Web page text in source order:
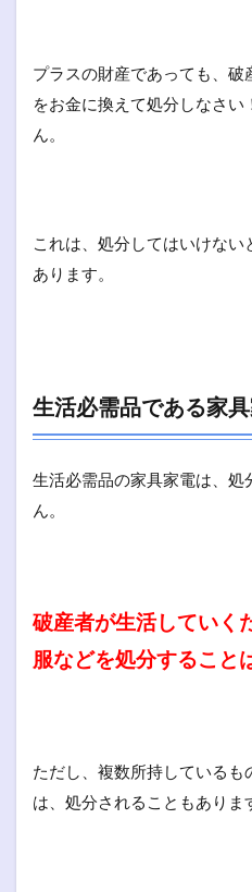
プラスの財産であっても、
をお金に換えて処分しなさ
ん。
これは、処分してはいけない
あります。
生活必需品である家
生活必需品の家具家電は、処
ん。
破産者が生活していく
服などを処分すること
ただし、複数所持している
は、処分されることもありま